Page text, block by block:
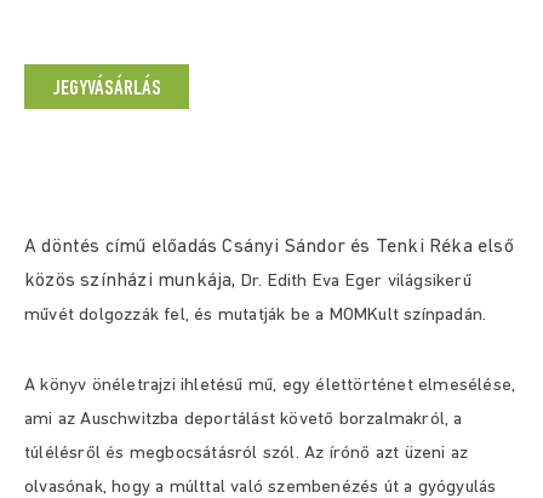
JEGYVÁSÁRLÁS
A döntés című előadás Csányi Sándor és Tenki Réka első
közös színházi munkája, Dr. Edith Eva Eger világsikerű
művét dolgozzák fel, és mutatják be a MOMKult színpadán.
A könyv önéletrajzi ihletésű mű, egy élettörténet elmesélése,
ami az Auschwitzba deportálást követő borzalmakról, a
túlélésről és megbocsátásról szól. Az írónő azt üzeni az
olvasónak, hogy a múlttal való szembenézés út a gyógyulás